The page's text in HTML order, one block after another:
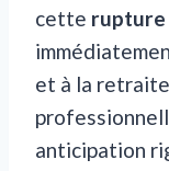
cette rupture
et à la
anticipation